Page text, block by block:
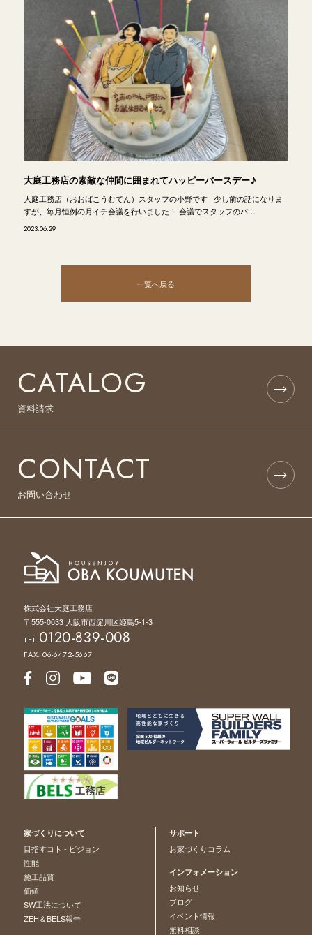
大庭工務店の素敵な仲間に囲まれてハッピーバースデー♪
大庭工務店（おおばこうむてん）スタッフの小野です 少し前の話になりま
すが、毎月恒例の月イチ会議を行いました！ 会議でスタッフのバ…
2023.06.29
一覧へ戻る
CATALOG
資料請求
CONTACT
お問い合わせ
株式会社大庭工務店
〒555-0033 大阪市西淀川区姫島5-1-3
TEL.0120-839-008
FAX. 06-6472-5667
家づくりについて
目指すコト - ビジョン
性能
施工品質
価値
SW工法について
ZEH＆BELS報告
サポート
お家づくりコラム
インフォメーション
お知らせ
ブログ
イベント情報
無料相談